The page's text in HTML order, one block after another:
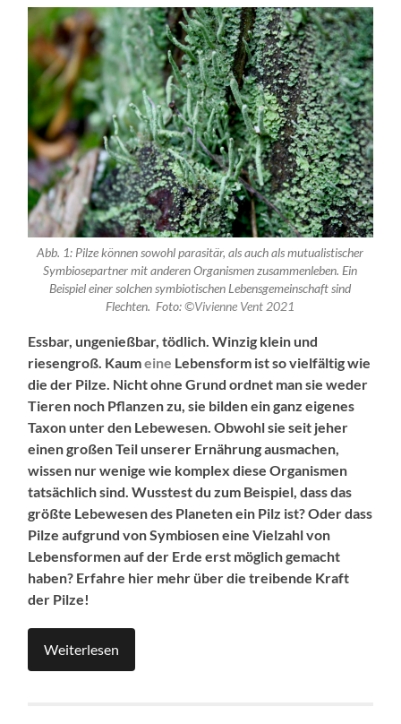
Abb. 1: Pilze können sowohl parasitär, als auch als mutualistischer
Symbiosepartner mit anderen Organismen zusammenleben. Ein
Beispiel einer solchen symbiotischen Lebensgemeinschaft sind
Flechten. Foto:©Vivienne Vent 2021
Essbar, ungenießbar, tödlich. Winzig klein und
riesengroß. Kaumeine Lebensform ist so vielfältig wie
die der Pilze. Nicht ohne Grund ordnet man sie weder
Tieren noch Pflanzen zu, sie bilden ein ganz eigenes
Taxon unter den Lebewesen. Obwohl sie seit jeher
einen großen Teil unserer Ernährung ausmachen,
wissen nur wenige wie komplex diese Organismen
tatsächlichsind. Wusstest du zum Beispiel, dass das
größte Lebewesen des Planeten ein Pilz ist?Oder dass
Pilze aufgrund von Symbiosen eine Vielzahl von
Lebensformen auf der Erde erst möglich gemacht
haben? Erfahre hier mehr über die treibende Kraft
der Pilze!
Weiterlesen